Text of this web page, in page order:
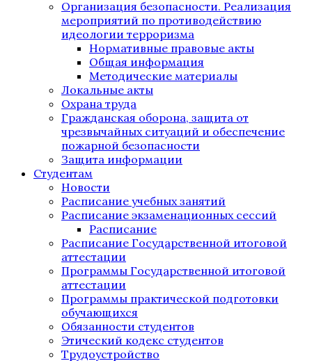
Организация безопасности. Реализация
мероприятий по противодействию
идеологии терроризма
Нормативные правовые акты
Общая информация
Методические материалы
Локальные акты
Охрана труда
Гражданская оборона, защита от
чрезвычайных ситуаций и обеспечение
пожарной безопасности
Защита информации
Студентам
Новости
Расписание учебных занятий
Расписание экзаменационных сессий
Расписание
Расписание Государственной итоговой
аттестации
Программы Государственной итоговой
аттестации
Программы практической подготовки
обучающихся
Обязанности студентов
Этический кодекс студентов
Трудоустройство